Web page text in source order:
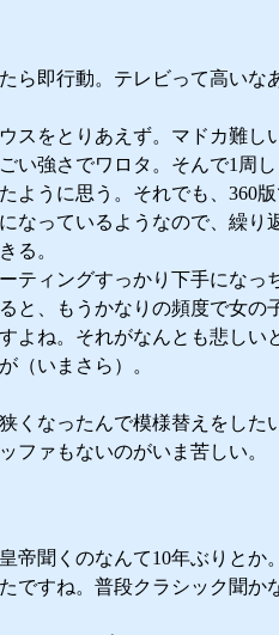
ら即行動。テレビって高いな
スをとりあえず。マドカ難し
い強さでワロタ。そんで1周し
ように思う。それでも、360
なっているようなので、繰り
る。
ティングすっかり下手になっ
と、もうかなりの頻度で女の
よね。それがなんとも悲しい
（いまさら）。
くなったんで模様替えをした
ファもないのがいま苦しい。
帝聞くのなんて10年ぶりとか
ですね。普段クラシック聞か